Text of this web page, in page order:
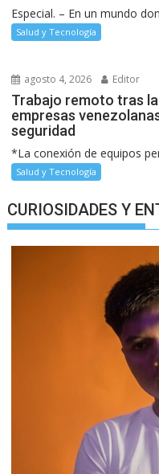
Especial. – En un mundo
Salud y Tecnología
agosto 4, 2026 Editor
Trabajo remoto tras
empresas
seguridad
*La conexión de equipos
Salud y Tecnología
CURIOSIDADES Y